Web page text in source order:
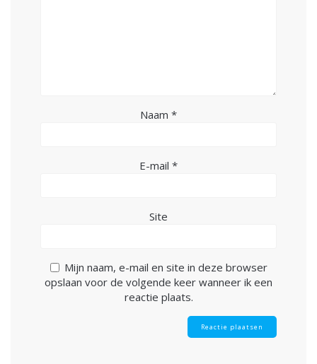
Naam *
E-mail *
Site
Mijn naam, e-mail en site in deze browser
opslaan voor de volgende keer wanneer ik een
reactie plaats.